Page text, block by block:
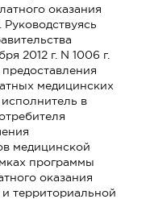
оказания
2012 г. N 1006 г.
медицинских
в
медицинской
программы
оказания
территориальной